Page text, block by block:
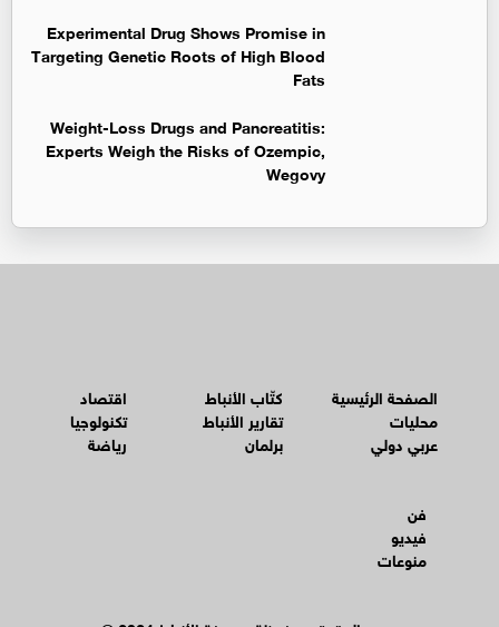
Experimental Drug Shows Promise in
Targeting Genetic Roots of High Blood
Fats
Weight-Loss Drugs and Pancreatitis:
Experts Weigh the Risks of Ozempic,
Wegovy
الصفحة الرئيسية
محليات
عربي دولي
كتّاب الأنباط
تقارير الأنباط
برلمان
اقتصاد
تكنولوجيا
رياضة
فن
فيديو
منوعات